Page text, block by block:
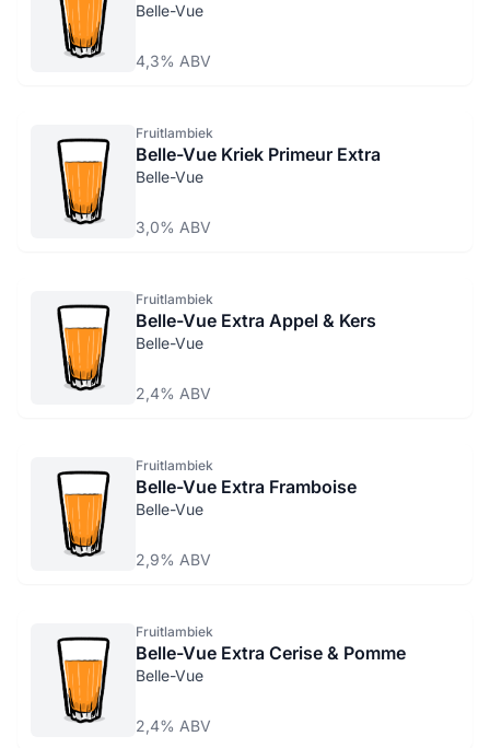
Belle-Vue
4,3% ABV
Fruitlambiek
Belle-Vue Kriek Primeur Extra
Belle-Vue
3,0% ABV
Fruitlambiek
Belle-Vue Extra Appel & Kers
Belle-Vue
2,4% ABV
Fruitlambiek
Belle-Vue Extra Framboise
Belle-Vue
2,9% ABV
Fruitlambiek
Belle-Vue Extra Cerise & Pomme
Belle-Vue
2,4% ABV